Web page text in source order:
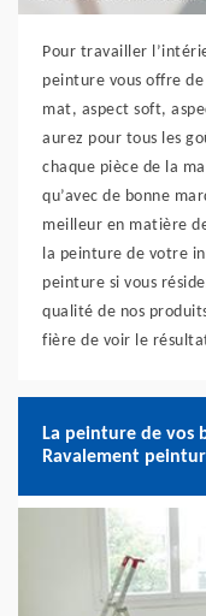
Pour travailler
peinture vous offre
mat, aspect soft,
aurez pour tous les
chaque pièce de la
qu’avec de bonne
meilleur en matière
la peinture de votre
peinture si vous
qualité de nos
fière de voir le
La peinture de vos
Ravalement